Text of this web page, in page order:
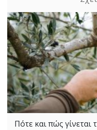
Πότε και πώς γίνεται